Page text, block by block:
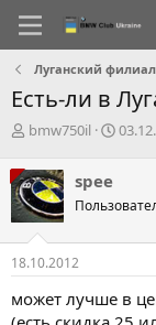
Луганский филиал
Есть-ли в
А
т
о
р
т
е
м
bmw750il
Д
с
в
е
spee
18.10.2012
может лучше в